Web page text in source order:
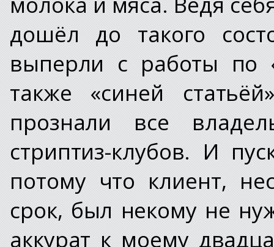
дошёл до такого
выперли с работы по
также «синей
прознали все
стриптиз-клубов. И
потому что клиент,
срок, был некому не
аккурат к моему